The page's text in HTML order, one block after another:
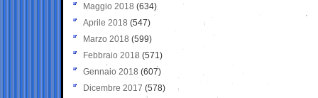
Maggio 2018 (634)
Aprile 2018 (547)
Marzo 2018 (599)
Febbraio 2018 (571)
Gennaio 2018 (607)
Dicembre 2017 (578)